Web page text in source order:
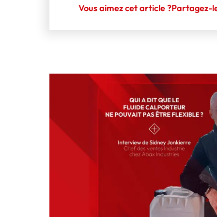
Vous aimez cet article ?Partagez-